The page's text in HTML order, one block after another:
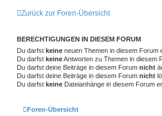
Zurück zur Foren-Übersicht
BERECHTIGUNGEN IN DIESEM FORUM
Du darfst keine neuen Themen in diesem Forum
Du darfst keineAntworten zu Themen in diesem
Du darfst deine Beiträge in diesem Forum nicht
Du darfst deine Beiträge in diesem Forum nicht
Du darfst keine Dateianhänge in diesem Forum
Foren-Übersicht